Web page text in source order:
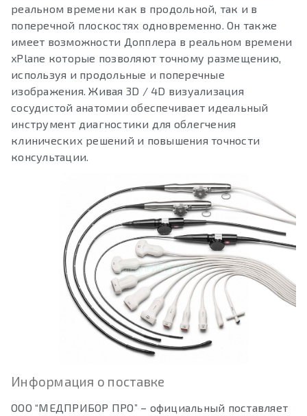
реальном времени как в продольной, так и в
поперечной плоскостях одновременно. Он также
имеет возможности Допплера в реальном времени
xPlane которые позволяют точному размещению,
используя и продольные и поперечные
изображения. Живая 3D / 4D визуализация
сосудистой анатомии обеспечивает идеальный
инструмент диагностики для облегчения
клинических решений и повышения точности
консультации.
Информация о поставке
ООО “МЕДПРИБОР ПРО” – официальный поставляет